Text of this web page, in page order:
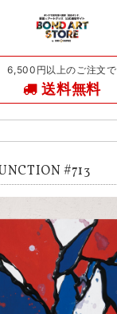
6,500円以上のご注文で
送料無料
#713